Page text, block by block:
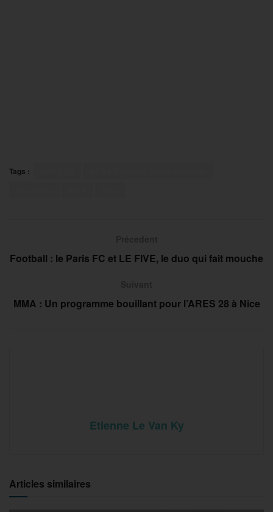
Tags :
Football : le Paris FC et LE FIVE, le duo qui fait mouche
MMA : Un programme bouillant pour l’ARES 28 à Nice
Etienne Le Van Ky
Articles similaires